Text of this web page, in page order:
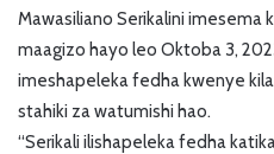
Mawasiliano Serikalini imesema
maagizo hayo leo Oktoba 3,
imeshapeleka fedha kwenye
stahiki za watumishi hao.
“Serikali ilishapeleka fedha